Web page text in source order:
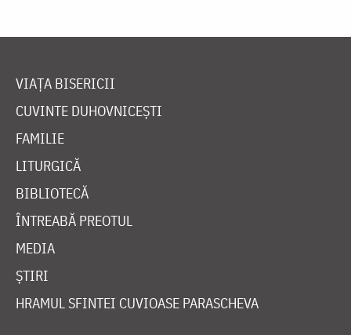
VIAȚA BISERICII
CUVINTE DUHOVNICEȘTI
FAMILIE
LITURGICĂ
BIBLIOTECĂ
ÎNTREABĂ PREOTUL
MEDIA
ȘTIRI
HRAMUL SFINTEI CUVIOASE PARASCHEVA